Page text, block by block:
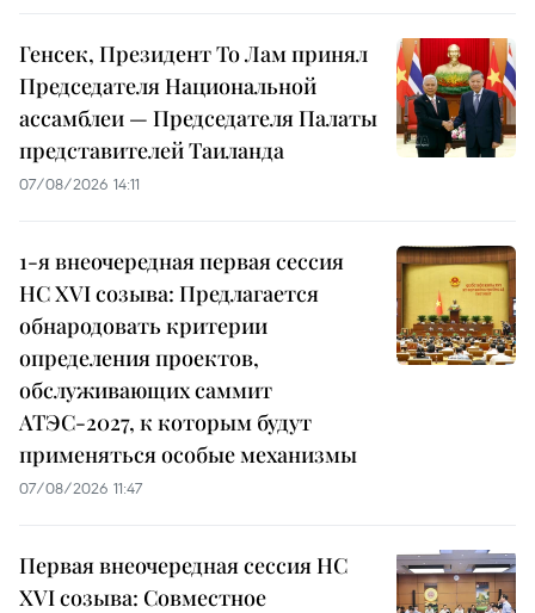
Генсек, Президент То Лам принял
Председателя Национальной
ассамблеи — Председателя Палаты
представителей Таиланда
07/08/2026 14:11
1-я внеочередная первая сессия
НС XVI созыва: Предлагается
обнародовать критерии
определения проектов,
обслуживающих саммит
АТЭС-2027, к которым будут
применяться особые механизмы
07/08/2026 11:47
Первая внеочередная сессия НС
XVI созыва: Совместное